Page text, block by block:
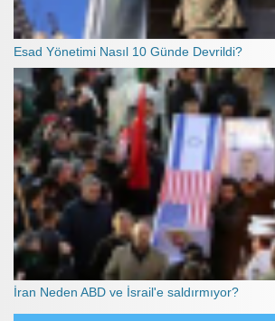
Esad Yönetimi Nasıl 10 Günde Devrildi?
İran Neden ABD ve İsrail'e saldırmıyor?